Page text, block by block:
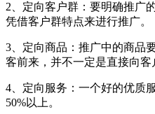
2、定向客户群：要明确推广
凭借客户群特点来进行推广。
3、定向商品：推广中的商品
客前来，并不一定是直接向客
4、定向服务：一个好的优质
50%以上。